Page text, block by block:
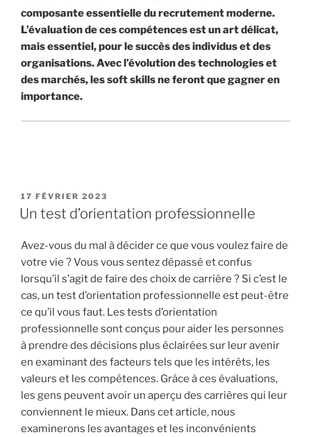
composante essentielle du recrutement moderne.
L’évaluation de ces compétences est un art délicat,
mais essentiel, pour le succès des individus et des
organisations. Avec l’évolution des technologies et
des marchés, les soft skills ne feront que gagner en
importance.
PUBLIÉ
LE
17 FÉVRIER 2023
Un test d’orientation professionnelle
Avez-vous du mal à décider ce que vous voulez faire de
votre vie ? Vous vous sentez dépassé et confus
lorsqu’il s’agit de faire des choix de carrière ? Si c’est le
cas, un test d’orientation professionnelle est peut-être
ce qu’il vous faut. Les tests d’orientation
professionnelle sont conçus pour aider les personnes
à prendre des décisions plus éclairées sur leur avenir
en examinant des facteurs tels que les intérêts, les
valeurs et les compétences. Grâce à ces évaluations,
les gens peuvent avoir un aperçu des carrières qui leur
conviennent le mieux. Dans cet article, nous
examinerons les avantages et les inconvénients